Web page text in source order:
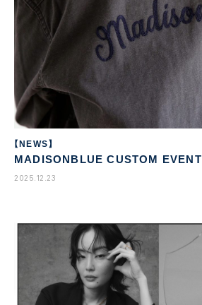
【NEWS】
MADISONBLUE CUSTOM EVENT
2025.12.23